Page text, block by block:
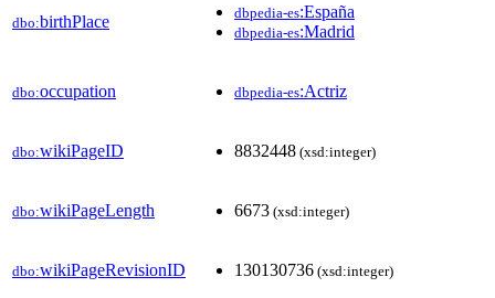
dbo:birthPlace dbpedia-es:España
dbpedia-es:Madrid
dbo:occupation dbpedia-es:Actriz
dbo:wikiPageID 8832448 (xsd:integer)
dbo:wikiPageLength 6673 (xsd:integer)
dbo:wikiPageRevisionID 130130736 (xsd:integer)